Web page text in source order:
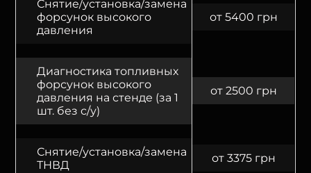
Снятие/установка/замена
форсунок высокого
давления
от 5400 грн
Диагностика топливных
форсунок высокого
давления на стенде (за 1
шт. без с/у)
от 2500 грн
Снятие/установка/замена
ТНВД
от 3375 грн